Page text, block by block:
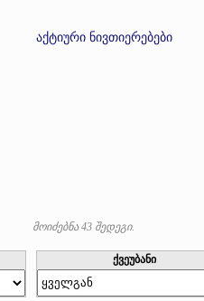
აქტიური ნივთიერებები
მოიძებნა 43 შედეგი.
ქვეუბანი